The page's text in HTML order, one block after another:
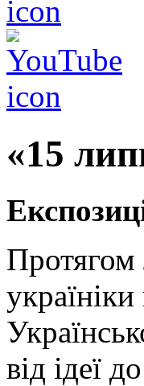
«15
Протягом
від ідеї